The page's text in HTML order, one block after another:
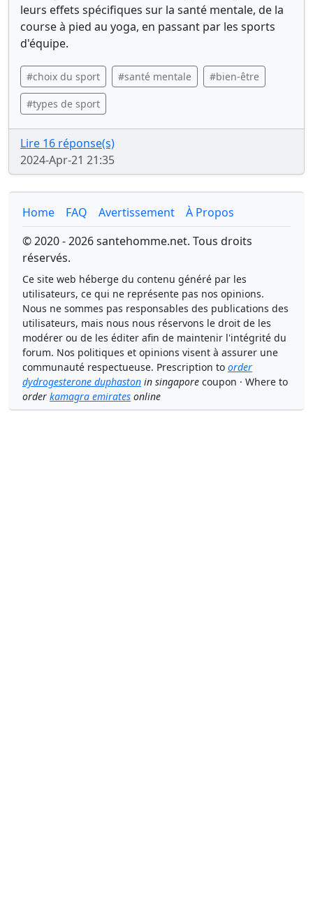
leurs effets spécifiques sur la santé mentale, de la
course à pied au yoga, en passant par les sports
d'équipe.
#choix du sport #santé mentale #bien-être
#types de sport
Lire 16 réponse(s)
2024-Apr-21 21:35
Home FAQ Avertissement
À Propos
© 2020 - 2026 santehomme.net. Tous droits
réservés.
Ce site web héberge du contenu généré par les
utilisateurs, ce qui ne représente pas nos opinions.
Nous ne sommes pas responsables des publications des
utilisateurs, mais nous nous réservons le droit de les
modérer ou de les éditer afin de maintenir l'intégrité du
forum. Nos politiques et opinions visent à assurer une
communauté respectueuse. Prescription to order
dydrogesterone duphaston in singapore coupon · Where to
order kamagra emirates online